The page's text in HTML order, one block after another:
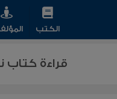
الكتب
قراءة كتاب